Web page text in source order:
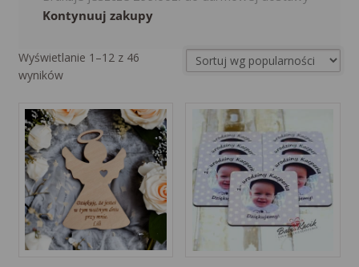
Kontynuuj zakupy
Wyświetlanie 1–12 z 46
wynikówSorted
popularity